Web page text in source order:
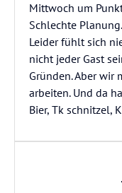
Mittwoch um
Schlechte Planung.
Leider fühlt sich
nicht jeder Gast
Gründen. Aber wir
arbeiten. Und da